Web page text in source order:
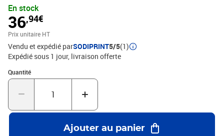
En stock
36,94€
Prix unitaire HT
Vendu et expédié parSODIPRINT5/5(1)
Expédié sous 1 jour livraison offerte
Quantité
Quantité : 1
Ajouter au panier